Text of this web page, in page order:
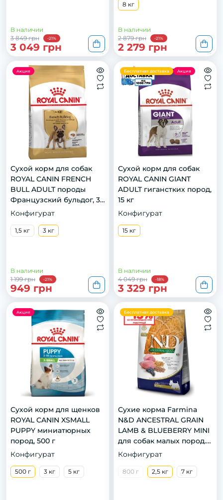
В наличии
3 849 грн
-21%
3 049 грн
8 кг
В наличии
2 879 грн
-21%
2 279 грн
Акция
Сухой корм для собак
ROYAL CANIN FRENCH
BULL ADULT породы
Французский бульдог, 3
кг
Конфигурат
1,5 кг 3 кг
В наличии
1 199 грн
-21%
949 грн
Бесплатная доставка Акция
Сухой корм для собак
ROYAL CANIN GIANT
ADULT гиганстких пород,
15 кг
Конфигурат
15 кг
В наличии
4 049 грн
-18%
3 329 грн
Акция
Сухой корм для щенков
ROYAL CANIN XSMALL
PUPPY миниатюрных
пород, 500 г
Конфигурат
500 г 3 кг 5 кг
Бесплатная доставка
Сухие корма Farmina
N&D ANCESTRAL GRAIN
LAMB & BLUEBERRY MINI
для собак малых пород.
Ягненок, спельта, овес и
Конфигурат
800 г 2,5 кг 7 кг